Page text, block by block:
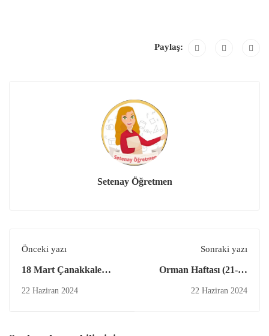
Paylaş:
Setenay Öğretmen
Önceki yazı
18 Mart Çanakkale
Günü
22 Haziran 2024
Sonraki yazı
Orman Haftası (21-26
22 Haziran 2024